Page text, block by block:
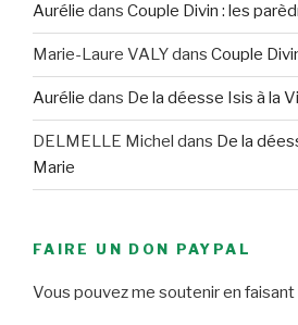
Aurélie dans Couple Divin : les
Marie-Laure VALYdans Couple
Aurélie dans De la déesse Isis à la
DELMELLE Michel dans De la
Marie
FAIRE UN DON PAYPAL
Vous pouvez me soutenir en faisant